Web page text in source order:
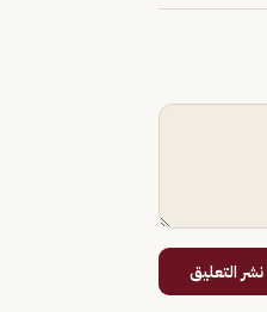
نشر التعليق